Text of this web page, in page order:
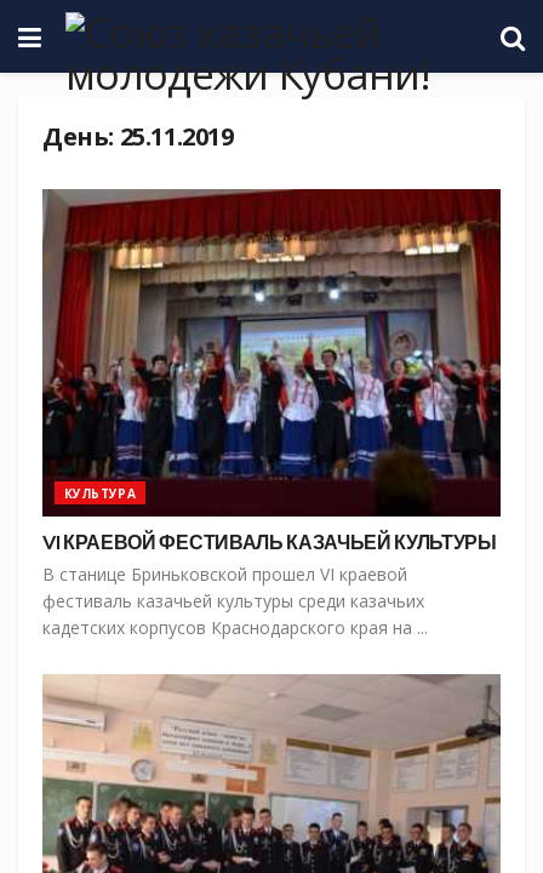
День: 25.11.2019
КУЛЬТУРА
VI КРАЕВОЙ ФЕСТИВАЛЬ КАЗАЧЬЕЙ КУЛЬТУРЫ
В станице Бриньковской прошел VI краевой
фестиваль казачьей культуры среди казачьих
кадетских корпусов Краснодарского края на ...